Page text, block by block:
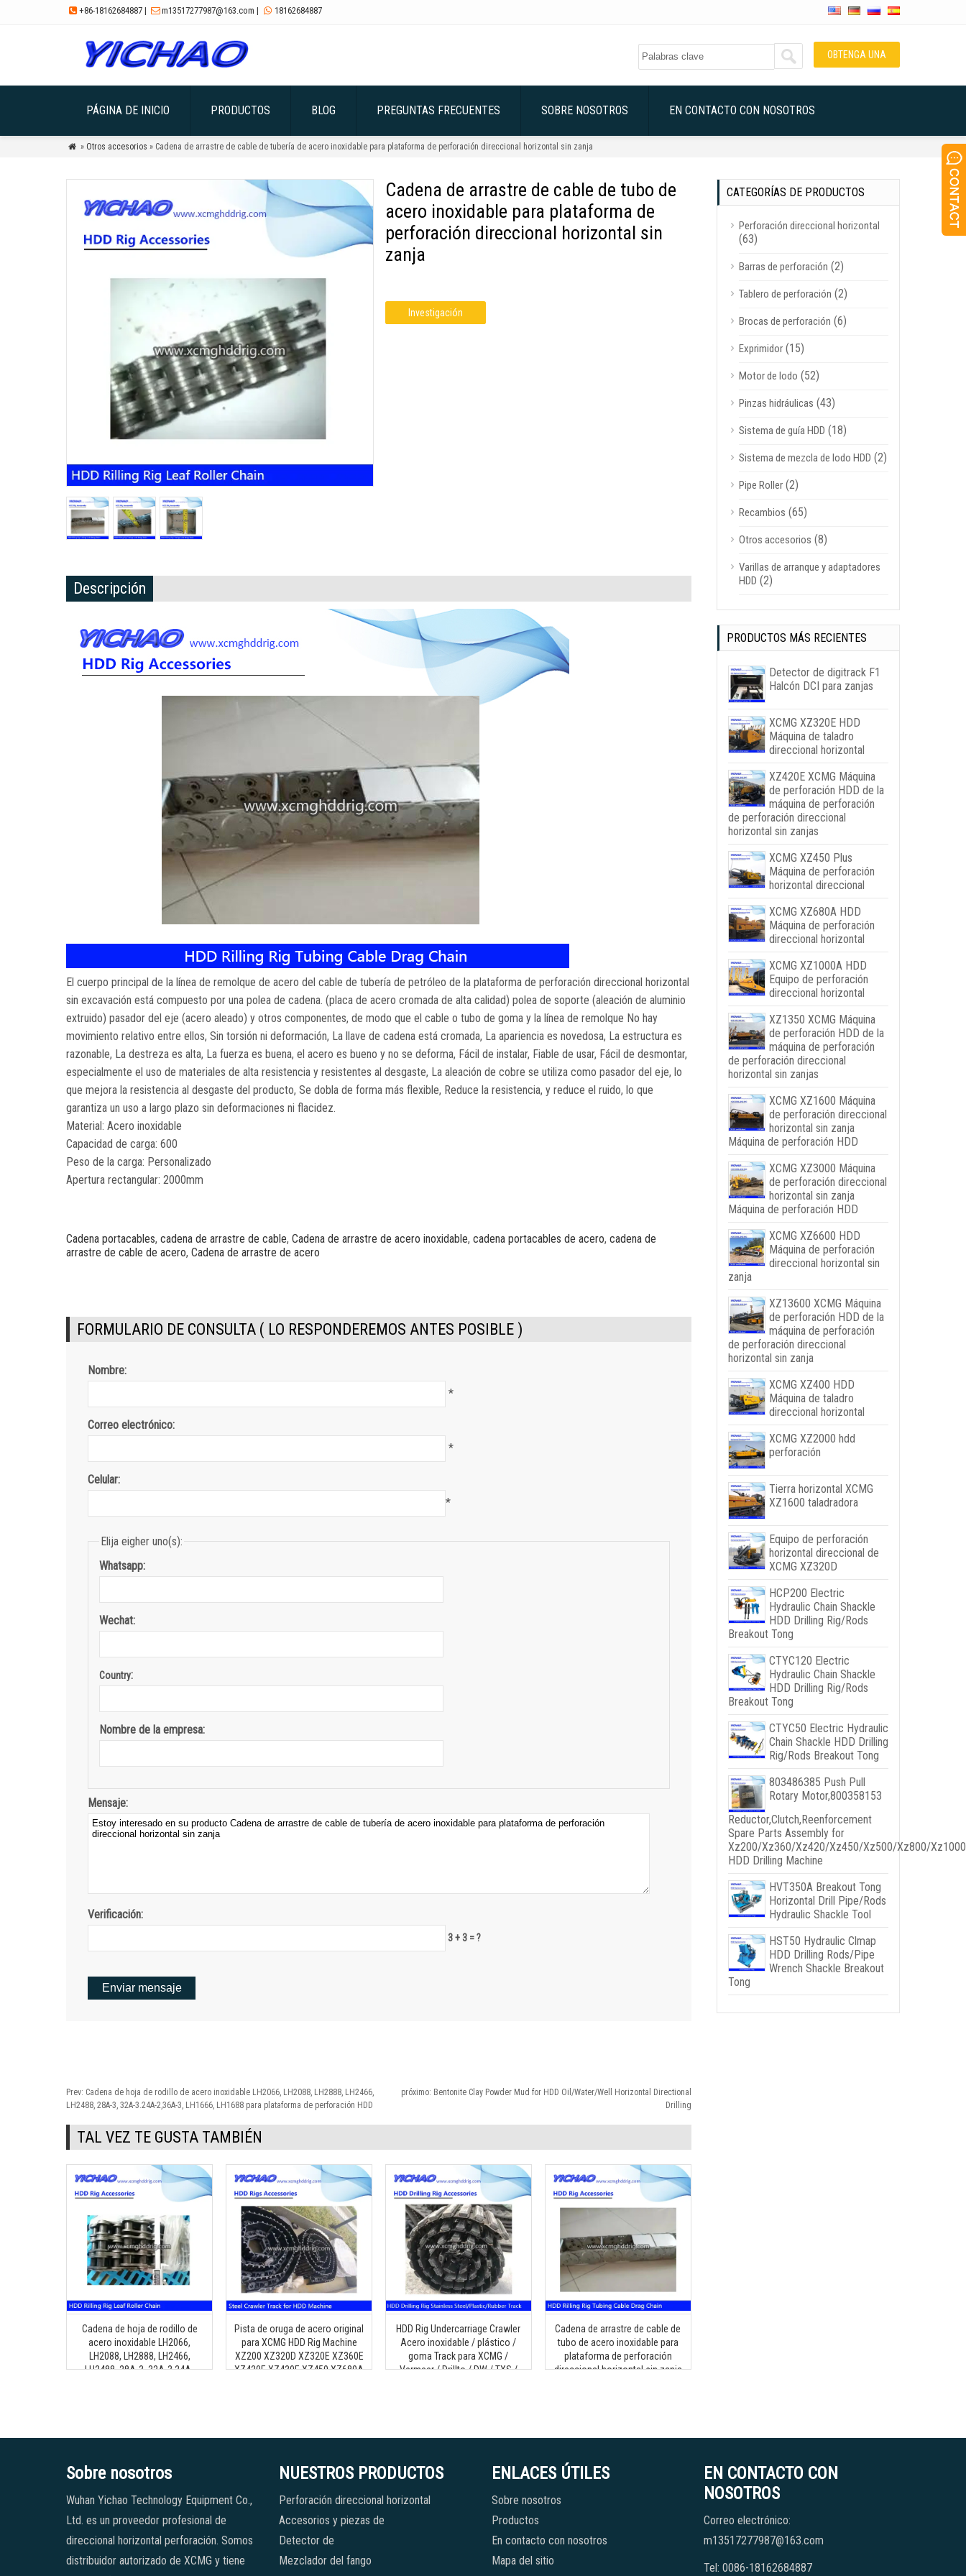
 +86-18162684887 | m13517277987@163.com |  18162684887
OBTENGA UNA
PÁGINA DE INICIO PRODUCTOS BLOG PREGUNTAS FRECUENTES SOBRE NOSOTROS EN CONTACTO CON NOSOTROS
 » Otros accesorios » Cadena de arrastre de cable de tubería de acero inoxidable para plataforma de perforación direccional horizontal sin zanja
Cadena de arrastre de cable de tubo de
acero inoxidable para plataforma de
perforación direccional horizontal sin
zanja
Investigación
Descripción
El cuerpo principal de la línea de remolque de acero del cable de tubería de petróleo de la plataforma de perforación direccional horizontal
sin excavación está compuesto por una polea de cadena. (placa de acero cromada de alta calidad) polea de soporte (aleación de aluminio
extruido) pasador del eje (acero aleado) y otros componentes, de modo que el cable o tubo de goma y la línea de remolque No hay
movimiento relativo entre ellos, Sin torsión ni deformación, La llave de cadena está cromada, La apariencia es novedosa, La estructura es
razonable, La destreza es alta, La fuerza es buena, el acero es bueno y no se deforma, Fácil de instalar, Fiable de usar, Fácil de desmontar,
especialmente el uso de materiales de alta resistencia y resistentes al desgaste, La aleación de cobre se utiliza como pasador del eje, lo
que mejora la resistencia al desgaste del producto, Se dobla de forma más flexible, Reduce la resistencia, y reduce el ruido, lo que
garantiza un uso a largo plazo sin deformaciones ni flacidez.
Material: Acero inoxidable
Capacidad de carga: 600
Peso de la carga: Personalizado
Apertura rectangular: 2000mm
Cadena portacables, cadena de arrastre de cable, Cadena de arrastre de acero inoxidable, cadena portacables de acero, cadena de
arrastre de cable de acero, Cadena de arrastre de acero
FORMULARIO DE CONSULTA ( LO RESPONDEREMOS ANTES POSIBLE )
Nombre:
*
Correo electrónico:
*
Celular:
*
Elija eigher uno(s):
Whatsapp:
Wechat:
Country:
Nombre de la empresa:
Mensaje:
Verificación:
3 + 3 = ?
Prev: Cadena de hoja de rodillo de acero inoxidable LH2066, LH2088, LH2888, LH2466,
LH2488, 28A-3, 32A-3.24A-2,36A-3, LH1666, LH1688 para plataforma de perforación HDD
próximo: Bentonite Clay Powder Mud for HDD Oil/Water/Well Horizontal Directional
Drilling
TAL VEZ TE GUSTA TAMBIÉN
Cadena de hoja de rodillo de
acero inoxidable LH2066,
LH2088, LH2888, LH2466,
LH2488, 28A-3, 32A-3.24A-
Pista de oruga de acero original
para XCMG HDD Rig Machine
XZ200 XZ320D XZ320E XZ360E
XZ420E XZ430E XZ450 XZ680A
HDD Rig Undercarriage Crawler
Acero inoxidable / plástico /
goma Track para XCMG /
Vermeer / Drillto / DW / TXS /
Cadena de arrastre de cable de
tubo de acero inoxidable para
plataforma de perforación
direccional horizontal sin zanja
CATEGORÍAS DE PRODUCTOS
Perforación direccional horizontal
(63)
Barras de perforación (2)
Tablero de perforación (2)
Brocas de perforación (6)
Exprimidor(15)
Motor de lodo (52)
Pinzas hidráulicas (43)
Sistema de guía HDD (18)
Sistema de mezcla de lodo HDD (2)
Pipe Roller(2)
Recambios (65)
Otros accesorios (8)
Varillas de arranque y adaptadores
HDD (2)
PRODUCTOS MÁS RECIENTES
Detector de digitrack F1
Halcón DCI para zanjas
XCMG XZ320E HDD
Máquina de taladro
direccional horizontal
XZ420E XCMG Máquina
de perforación HDD de la
máquina de perforación
de perforación direccional
horizontal sin zanjas
XCMG XZ450 Plus
Máquina de perforación
horizontal direccional
XCMG XZ680A HDD
Máquina de perforación
direccional horizontal
XCMG XZ1000A HDD
Equipo de perforación
direccional horizontal
XZ1350 XCMG Máquina
de perforación HDD de la
máquina de perforación
de perforación direccional
horizontal sin zanjas
XCMG XZ1600 Máquina
de perforación direccional
horizontal sin zanja
Máquina de perforación HDD
XCMG XZ3000 Máquina
de perforación direccional
horizontal sin zanja
Máquina de perforación HDD
XCMG XZ6600 HDD
Máquina de perforación
direccional horizontal sin
zanja
XZ13600 XCMG Máquina
de perforación HDD de la
máquina de perforación
de perforación direccional
horizontal sin zanja
XCMG XZ400 HDD
Máquina de taladro
direccional horizontal
XCMG XZ2000 hdd
perforación
Tierra horizontal XCMG
XZ1600 taladradora
Equipo de perforación
horizontal direccional de
XCMG XZ320D
HCP200 Electric
Hydraulic Chain Shackle
HDD Drilling Rig/Rods
Breakout Tong
CTYC120 Electric
Hydraulic Chain Shackle
HDD Drilling Rig/Rods
Breakout Tong
CTYC50 Electric Hydraulic
Chain Shackle HDD Drilling
Rig/Rods Breakout Tong
803486385 Push Pull
Rotary Motor,800358153
Reductor,Clutch,Reenforcement
Spare Parts Assembly for
Xz200/Xz360/Xz420/Xz450/Xz500/Xz800/
HDD Drilling Machine
HVT350A Breakout Tong
Horizontal Drill Pipe/Rods
Hydraulic Shackle Tool
HST50 Hydraulic Clmap
HDD Drilling Rods/Pipe
Wrench Shackle Breakout
Tong
Sobre nosotros
Wuhan Yichao Technology Equipment Co.,
Ltd. es un proveedor profesional de
direccional horizontal perforación. Somos
distribuidor autorizado de XCMG y tiene
NUESTROS PRODUCTOS
Perforación direccional horizontal
Accesorios y piezas de
Detector de
Mezclador del fango
ENLACES ÚTILES
Sobre nosotros
Productos
En contacto con nosotros
Mapa del sitio
EN CONTACTO CON
NOSOTROS
Correo electrónico:
m13517277987@163.com
Tel: 0086-18162684887